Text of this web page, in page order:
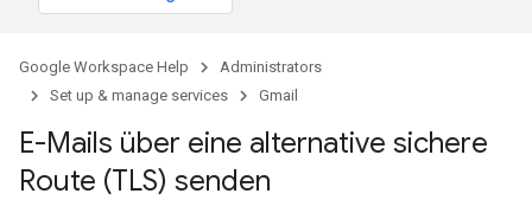
Google Workspace Help
Administrators
Set up & manage services
Gmail
E-Mails über eine alternative sichere
Route (TLS) senden